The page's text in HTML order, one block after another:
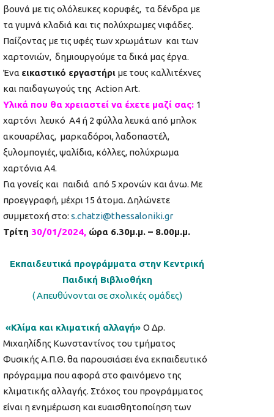
βουνά με τις ολόλευκες κορυφές, τα δένδρα με
τα γυμνά κλαδιά και τις πολύχρωμες νιφάδες.
Παίζοντας με τις υφές των χρωμάτων και των
χαρτονιών, δημιουργούμε τα δικά μας έργα.
Ένα εικαστικό εργαστήρι με τους καλλιτέχνες
και παιδαγωγούς της Αction Art.
Υλικά που θα χρειαστεί να έχετε μαζί σας: 1
χαρτόνι λευκό Α4 ή 2 φύλλα λευκά από μπλοκ
ακουαρέλας, μαρκαδόροι, λαδοπαστέλ,
ξυλομπογιές, ψαλίδια, κόλλες, πολύχρωμα
χαρτόνια Α4.
Για γονείς και παιδιά από 5 χρονών και άνω. Με
προεγγραφή, μέχρι 15 άτομα. Δηλώνετε
συμμετοχή στο: s.chatzi@thessaloniki.gr
Τρίτη 30/01/2024, ώρα 6.30μ.μ. – 8.00μ.μ.
Εκπαιδευτικά προγράμματα στην Κεντρική
Παιδική Βιβλιοθήκη
( Απευθύνονται σε σχολικές ομάδες)
«Κλίμα και κλιματική αλλαγή» Ο Δρ.
Μιχαηλίδης Κωνσταντίνος του τμήματος
Φυσικής Α.Π.Θ. θα παρουσιάσει ένα εκπαιδευτικό
πρόγραμμα που αφορά στο φαινόμενο της
κλιματικής αλλαγής. Στόχος του προγράμματος
είναι η ενημέρωση και ευαισθητοποίηση των